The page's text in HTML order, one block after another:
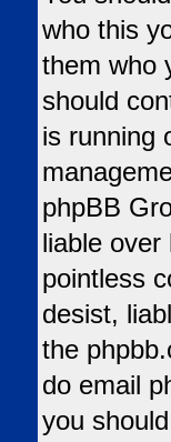
who this
them who
should
is running
phpBB
liable over
pointless
desist,
the
do email
you